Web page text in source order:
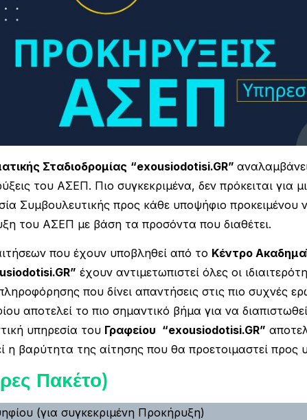
Σταδιοδρομίας “exousiodotisi.GR”
του ΑΣΕΠ. Πιο συγκεκριμένα, δεν πρόκειται για
Συμβουλευτικής προς κάθε υποψήφιο προκειμένου
του ΑΣΕΠ με βάση τα προσόντα που διαθέτει.
που έχουν υποβληθεί από το Κέντρο
έχουν αντιμετωπιστεί όλες οι
που δίνει απαντήσεις στις πιο συχνές
αποτελεί το πιο σημαντικό βήμα για να
υπηρεσία του Γραφείου “exousiodotisi.GR”
η βαρύτητα της αίτησης που θα προετοιμαστεί προς
Πακέτο)
(για συγκεκριμένη Προκήρυξη)